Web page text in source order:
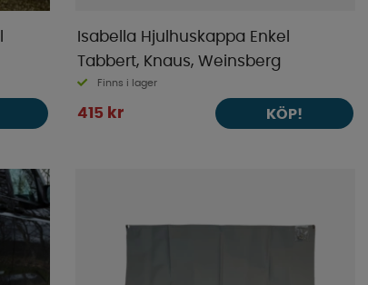
Isabella Hjulhuskappa Enkel
Tabbert, Knaus, Weinsberg
Finns i lager
415 kr KÖP!